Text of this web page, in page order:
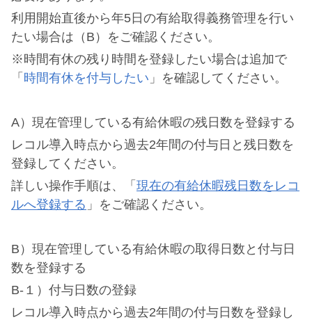
利用開始直後から年5日の有給取得義務管理を行い
たい場合は（B）をご確認ください。
※時間有休の残り時間を登録したい場合は追加で
「 時間有休を付与したい 」を確認してください。
A）現在管理している有給休暇の残日数を登録する
レコル導入時点から過去2年間の付与日と残日数を
登録してください。
詳しい操作手順は、「 現在の有給休暇残日数をレコ
ルへ登録する 」をご確認ください。
B）現在管理している有給休暇の取得日数と付与日
数を登録する
B-１）付与日数の登録
レコル導入時点から過去2年間の付与日数を登録し